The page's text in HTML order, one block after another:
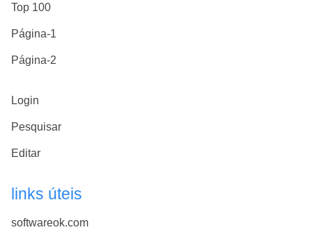
Top 100
Página-1
Página-2
Login
Pesquisar
Editar
links úteis
softwareok.com